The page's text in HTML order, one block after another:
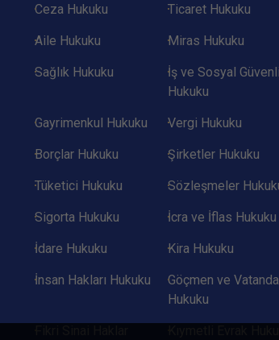
Ceza Hukuku Ticaret Hukuku
Aile Hukuku Miras Hukuku
Sağlık Hukuku
İş ve Sosyal
Hukuku
Gayrimenkul Hukuku Vergi Hukuku
Borçlar Hukuku Şirketler Hukuku
Tüketici Hukuku Sözleşmeler
Sigorta Hukuku İcra ve İflas Hukuku
İdare Hukuku Kira Hukuku
İnsan Hakları Hukuku
Göçmen ve
Hukuku